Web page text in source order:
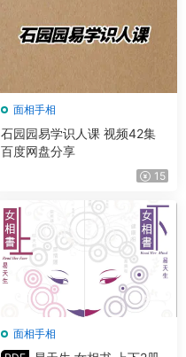
面相手相
石园园易学识人课 视频42集
百度网盘分享
15
面相手相